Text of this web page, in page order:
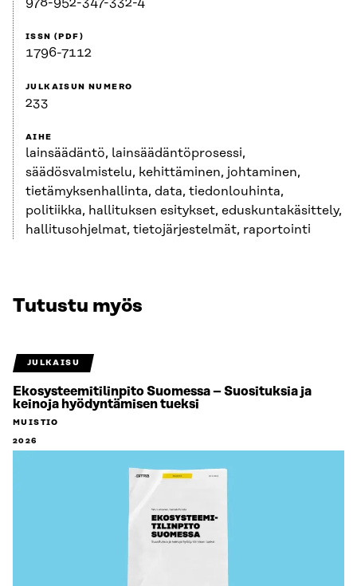
ISSN (PDF)
1796-7112
JULKAISUN NUMERO
233
AIHE
lainsäädäntö, lainsäädäntöprosessi,
säädösvalmistelu, kehittäminen, johtaminen,
tietämyksenhallinta, data, tiedonlouhinta,
politiikka, hallituksen esitykset, eduskuntakäsittely,
hallitusohjelmat, tietojärjestelmät, raportointi
Tutustu myös
JULKAISU
Ekosysteemitilinpito Suomessa – Suosituksia ja
keinoja hyödyntämisen tueksi
MUISTIO
2026